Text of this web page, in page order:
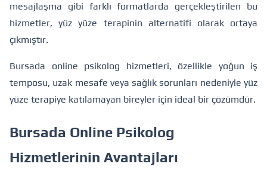
mesajlaşma gibi farklı formatlarda gerçekleştirilen bu
hizmetler, yüz yüze terapinin alternatifi olarak ortaya
çıkmıştır.
Bursada online psikolog hizmetleri, özellikle yoğun iş
temposu, uzak mesafe veya sağlık sorunları nedeniyle yüz
yüze terapiye katılamayan bireyler için ideal bir çözümdür.
Bursada Online Psikolog
Hizmetlerinin Avantajları